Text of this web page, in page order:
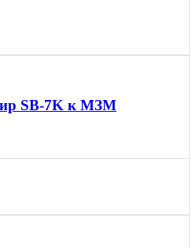
SB-7K к МЗМ